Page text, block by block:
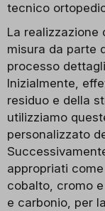
tecnico
La realizzazione
misura da parte
processo
Inizialmente,
residuo e della
utilizziamo
personalizzato
appropriati
cobalto, cromo
e carbonio, per